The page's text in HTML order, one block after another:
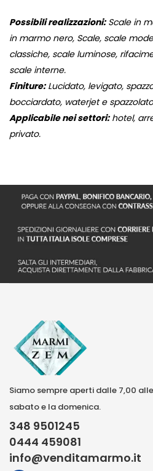
Possibili realizzazioni:Scale in
in marmo nero, Scale, scale
classiche, scale luminose,
scale interne.
Finiture:Lucidato, levigato,
bocciardato, waterjet e
Applicabile nei settori:hotel,
privato.
Siamo sempre aperti dalle 7,00
sabato e la domenica.
348 9501245
0444 459081
info@venditamarmo.it